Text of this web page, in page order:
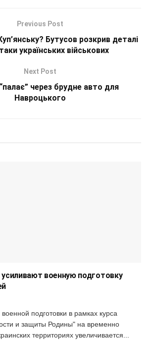
Previous Post
Бутусов розкрив деталі
українських військових
Next Post
через брудне авто для
Навроцького
военную подготовку
подготовки в рамках курса
и защиты Родины" на временно
территориях увеличивается...